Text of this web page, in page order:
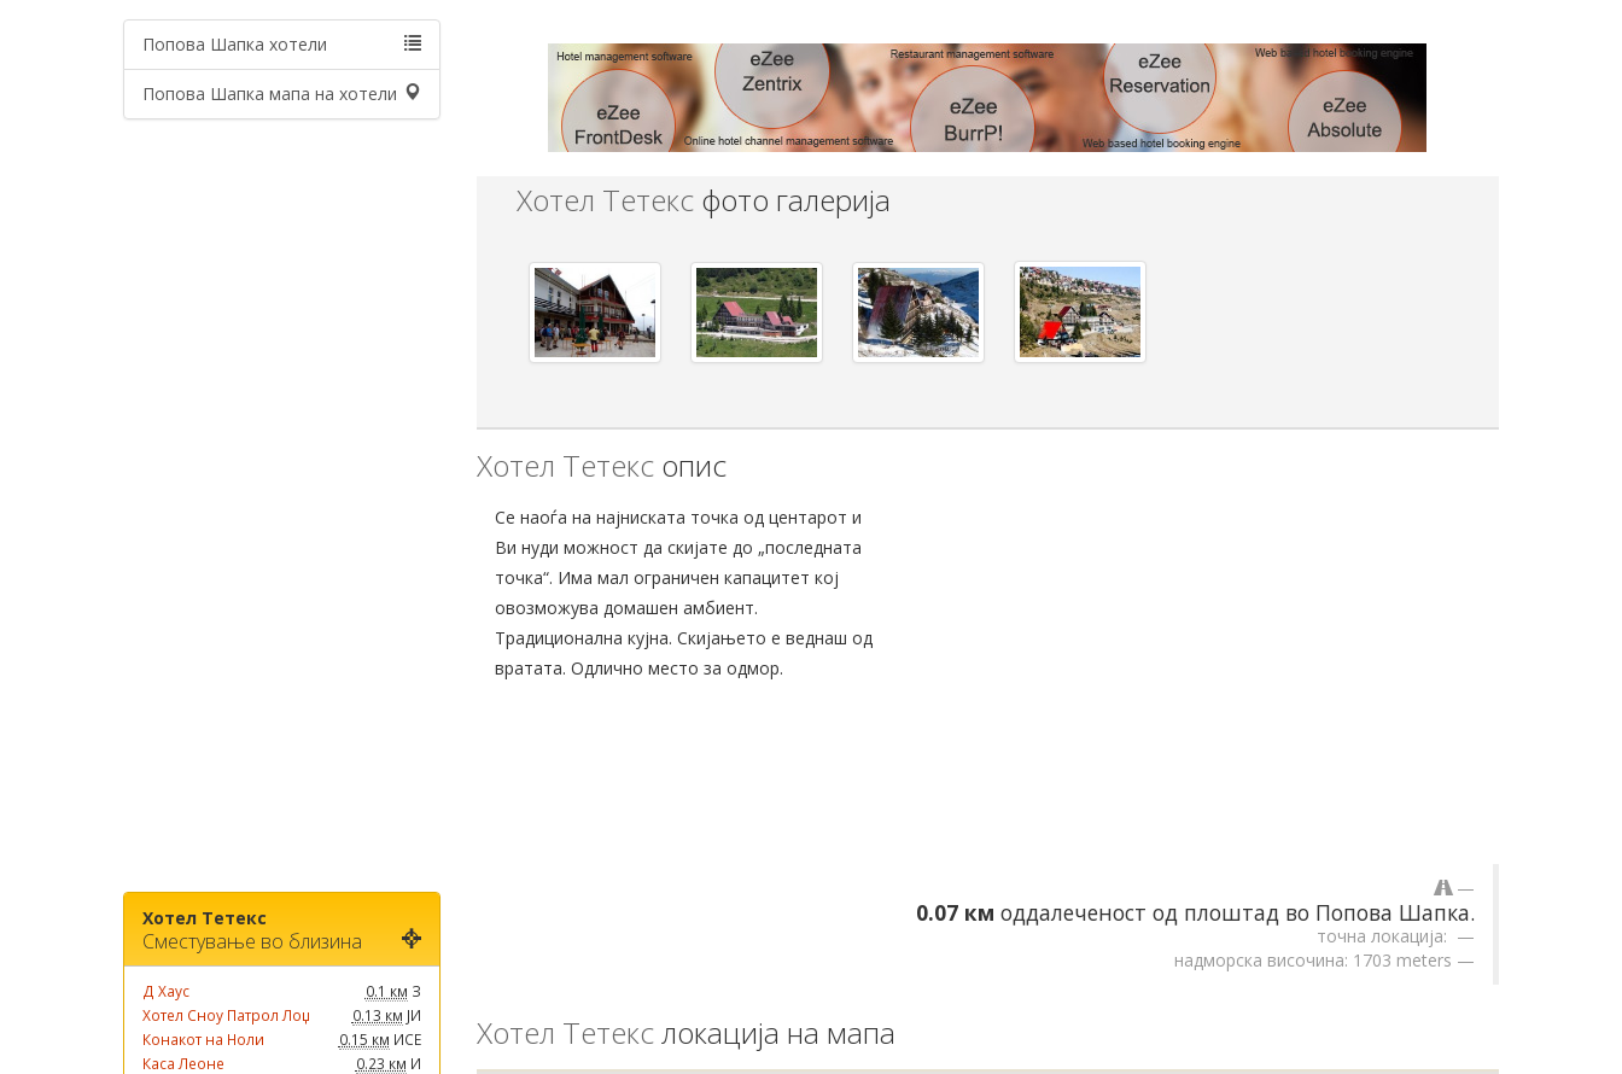
Попова Шапка хотели
Попова Шапка мапа на хотели
Хотел Тетекс
Сместување во близина
Д Хаус 0.1 км З
Хотел Сноу Патрол Лоџ
0.13 км ЈИ
Конакот на Ноли
0.15 км ИСЕ
Каса Леоне
0.23 км И
Хотел Тетексфото галерија
Хотел Тетексопис
Се наоѓа на најниската точка од центарот и
Ви нуди можност да скијате до „последната
точка“. Има мал ограничен капацитет кој
овозможува домашен амбиент.
Традиционална кујна. Скијањето е веднаш од
вратата. Одлично место за одмор.
0.07 км оддалеченост од плоштад во Попова Шапка.
точна локација:
надморска височина: 1703 meters
Хотел Тетекслокација на мапа